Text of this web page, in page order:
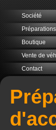
Société
Préparations
Boutique
Vente de
Contact